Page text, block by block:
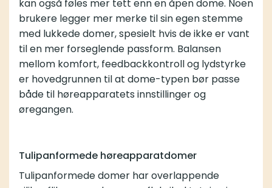
kan også føles mer tett enn en åpen dome. Noen
brukere legger mer merke til sin egen stemme
med lukkede domer, spesielt hvis de ikke er vant
til en mer forseglende passform. Balansen
mellom komfort, feedbackkontroll og lydstyrke
er hovedgrunnen til at dome-typen bør passe
både til høreapparatets innstillinger og
øregangen.
Tulipanformede høreapparatdomer
Tulipanformede domer har overlappende